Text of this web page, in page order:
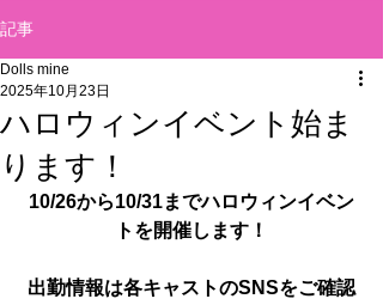
記事
ハロウィンイベント始ま
ります！
Dolls mine
2025年10月23日
10/26から10/31までハロウィンイベン
トを開催します！
出勤情報は各キャストのSNSをご確認